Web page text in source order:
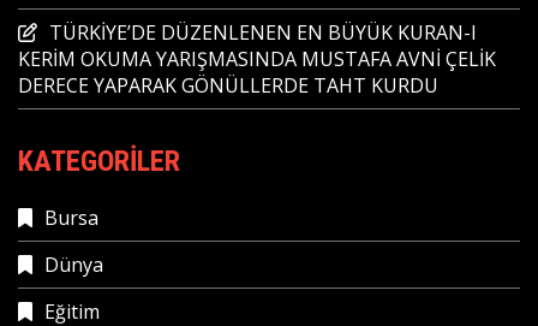
TÜRKİYE’DE DÜZENLENEN EN BÜYÜK KURAN-I
KERİM OKUMA YARIŞMASINDA MUSTAFA AVNİ ÇELİK
DERECE YAPARAK GÖNÜLLERDE TAHT KURDU
KATEGORILER
Bursa
Dünya
Eğitim